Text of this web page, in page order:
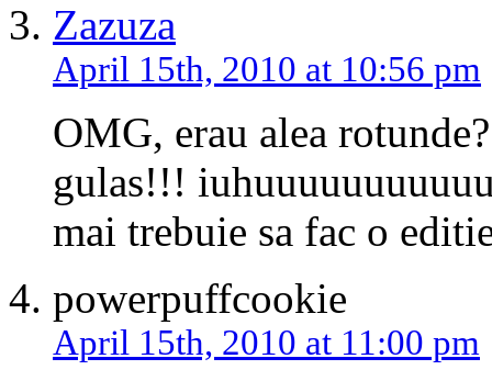
Zazuza
April 15th, 2010 at 10:56 pm
OMG, erau alea
gulas!!!
mai trebuie sa fac o
powerpuffcookie
April 15th, 2010 at 11:00 pm